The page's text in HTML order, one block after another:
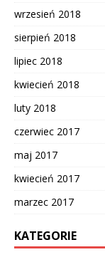
wrzesień 2018
sierpień 2018
lipiec 2018
kwiecień 2018
luty 2018
czerwiec 2017
maj 2017
kwiecień 2017
marzec 2017
KATEGORIE